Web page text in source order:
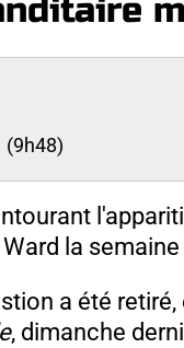
(9h48)
la
a été
, dimanche